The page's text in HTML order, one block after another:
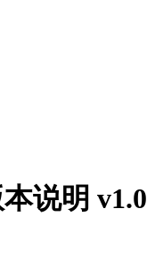
说明 v1.0